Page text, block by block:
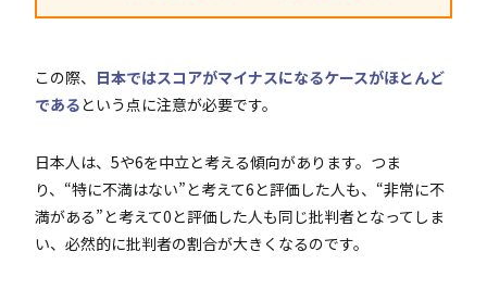
この際、 日本ではスコアがマイナスになるケースがほとんど
であるという点に注意が必要です。
日本人は、5や6を中立と考える傾向があります。つま
り、“特に不満はない”と考えて6と評価した人も、“非常に不
満がある”と考えて0と評価した人も同じ批判者となってしま
い、必然的に批判者の割合が大きくなるのです。